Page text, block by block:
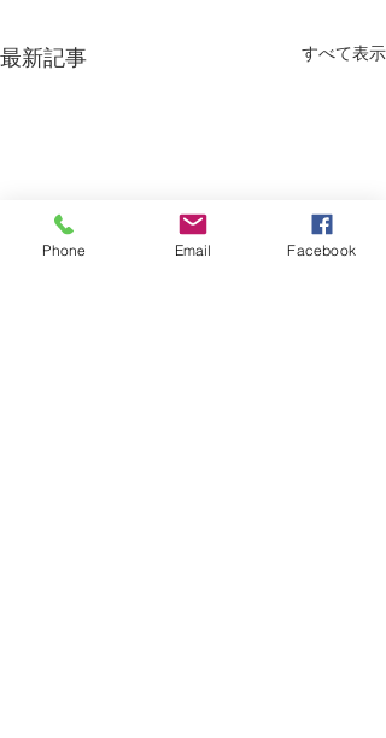
最新記事 すべて表示
Phone Email Facebook